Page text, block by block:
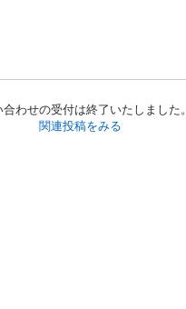
合わせの受付は終了いたしました。
関連投稿をみる